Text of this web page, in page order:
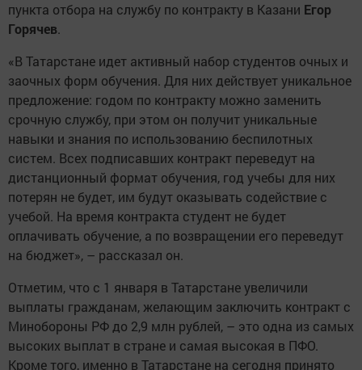
пункта отбора на службу по контракту в Казани Егор
Горячев.
«В Татарстане идет активный набор студентов очных и
заочных форм обучения. Для них действует уникальное
предложение: годом по контракту можно заменить
срочную службу, при этом он получит уникальные
навыки и знания по использованию беспилотных
систем. Всех подписавших контракт переведут на
дистанционный формат обучения, год учебы для них
потерян не будет, им будут оказывать содействие с
учебой. На время контракта студент не будет
оплачивать обучение, а по возвращении его переведут
на бюджет», – рассказал он.
Отметим, что с 1 января в Татарстане увеличили
выплаты гражданам, желающим заключить контракт с
Минобороны РФ до 2,9 млн рублей, – это одна из самых
высоких выплат в стране и самая высокая в ПФО.
Кроме того, именно в Татарстане на сегодня принято